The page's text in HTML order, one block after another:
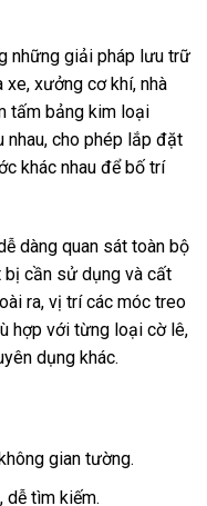
những giải pháp lưu trữ
xưởng cơ khí, nhà
tấm bảng kim loại
cho phép lắp đặt
khác nhau để bố trí
dàng quan sát toàn bộ
bị cần sử dụng và cất
ra, vị trí các móc treo
hợp với từng loại cờ lê,
dụng khác.
gian tường.
dễ tìm kiếm.